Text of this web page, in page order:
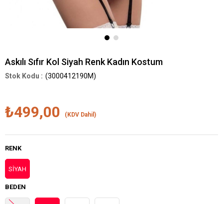
Askılı Sıfır Kol Siyah Renk Kadın Kostum
(3000412190M)
₺499,00 (KDV Dahil)
RENK
SİYAH
BEDEN